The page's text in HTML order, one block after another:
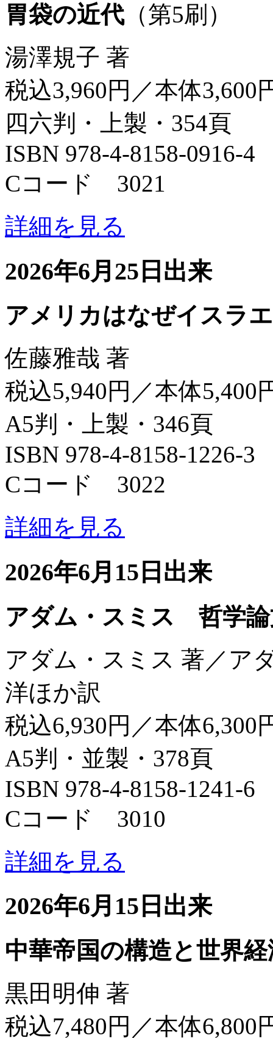
胃袋の近代（第5刷）
湯澤規子 著
税込3,960円／本体3,600
四六判・上製・354頁
ISBN 978-4-8158-0916-4
Cコード 3021
詳細を見る
2026年6月25日出来
アメリカはなぜイスラ
佐藤雅哉 著
税込5,940円／本体5,400
A5判・上製・346頁
ISBN 978-4-8158-1226-3
Cコード 3022
詳細を見る
2026年6月15日出来
アダム・スミス 哲学論
アダム・スミス 著／ア
洋ほか訳
税込6,930円／本体6,300
A5判・並製・378頁
ISBN 978-4-8158-1241-6
Cコード 3010
詳細を見る
2026年6月15日出来
中華帝国の構造と世界
黒田明伸 著
税込7,480円／本体6,800